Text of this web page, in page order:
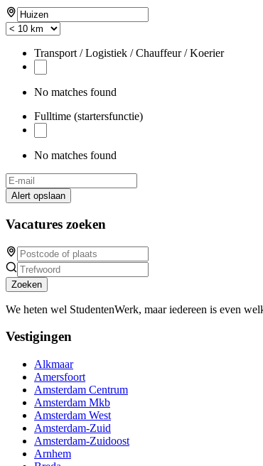
Transport / Logistiek / Chauffeur / Koerier
No matches found
Fulltime (startersfunctie)
No matches found
Alert opslaan
Vacatures zoeken
Zoeken
We heten wel StudentenWerk, maar iedereen is even
Vestigingen
Alkmaar
Amersfoort
Amsterdam Centrum
Amsterdam Mkb
Amsterdam West
Amsterdam-Zuid
Amsterdam-Zuidoost
Arnhem